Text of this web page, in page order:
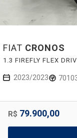
FIAT CRONOS
1.3 FIREFLY FLEX
2023/2023
R$ 79.900,00